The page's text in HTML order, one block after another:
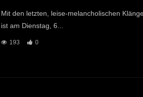
Mit den letzten, leise-melancholischen
ist am Dienstag, 6...
193 0